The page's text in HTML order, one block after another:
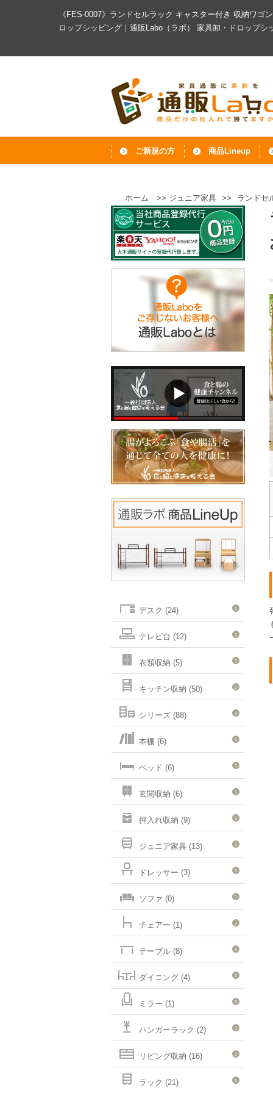
《FES-0007》ランドセルラック キャスター付き 収納ワ
ロップシッピング｜通販Labo（ラボ） 家具卸・ドロップシ
ご新規の方 商品Lineup
ホーム >> ジュニア家具 >> ランドセ
デスク (24)
テレビ台 (12)
衣類収納 (5)
キッチン収納 (50)
シリーズ (88)
本棚 (6)
ベッド (6)
玄関収納 (6)
押入れ収納 (9)
ジュニア家具 (13)
ドレッサー (3)
ソファ (0)
チェアー (1)
テーブル (8)
ダイニング (4)
ミラー (1)
ハンガーラック (2)
リビング収納 (16)
ラック (21)